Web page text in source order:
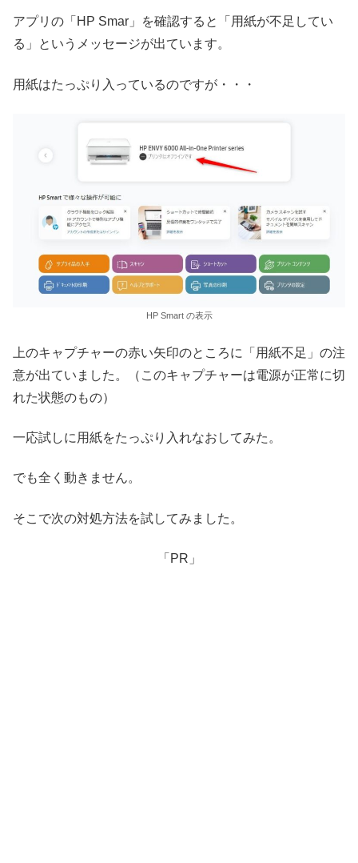
アプリの「HP Smar」を確認すると「用紙が不足してい
る」というメッセージが出ています。
用紙はたっぷり入っているのですが・・・
HP Smart の表示
上のキャプチャーの赤い矢印のところに「用紙不足」の注
意が出ていました。（このキャプチャーは電源が正常に切
れた状態のもの）
一応試しに用紙をたっぷり入れなおしてみた。
でも全く動きません。
そこで次の対処方法を試してみました。
「PR」